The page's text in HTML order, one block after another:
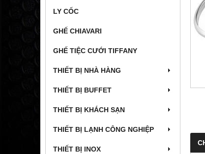
LY CỐC
GHẾ CHIAVARI
GHẾ TIỆC CƯỚI TIFFANY
THIẾT BỊ NHÀ HÀNG
THIẾT BỊ BUFFET
THIẾT BỊ KHÁCH SẠN
THIẾT BỊ LẠNH CÔNG NGHIỆP
THIẾT BỊ INOX